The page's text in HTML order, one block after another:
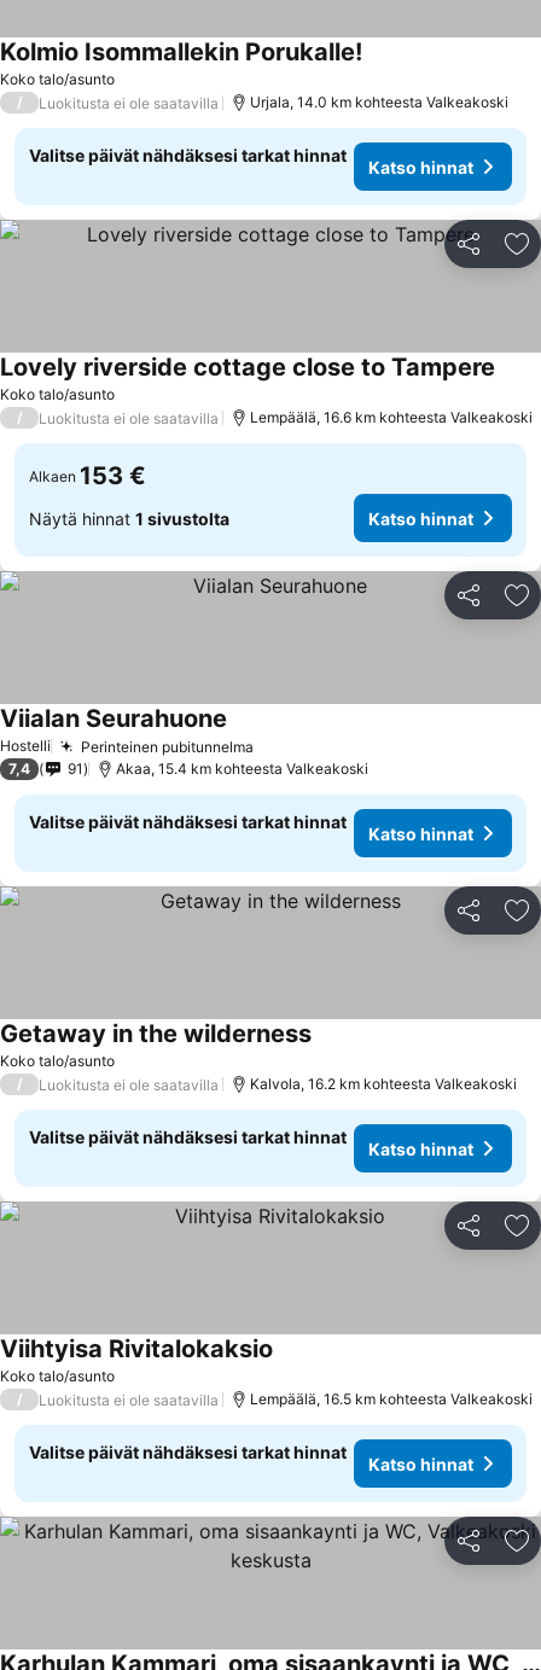
Koko talo/asunto
Kolmio Isommallekin Porukalle!
/ Luokitusta ei ole saatavilla Urjala, 14.0 km kohteesta Valkeakoski
Valitse päivät nähdäksesi tarkat hinnat
Katso hinnat
Jaa
Koko talo/asunto
Lovely riverside cottage close to Tampere
/ Luokitusta ei ole saatavilla Lempäälä, 16.6 km kohteesta Valkeakoski
Alkaen 153 €
Näytä hinnat 1 sivustolta Katso hinnat
Jaa
Hostelli Perinteinen pubitunnelma
Viialan Seurahuone
7,4 91 Akaa, 15.4 km kohteesta Valkeakoski
Valitse päivät nähdäksesi tarkat hinnat
Katso hinnat
Jaa
Koko talo/asunto
Getaway in the wilderness
/ Luokitusta ei ole saatavilla Kalvola, 16.2 km kohteesta Valkeakoski
Valitse päivät nähdäksesi tarkat hinnat
Katso hinnat
Jaa
Koko talo/asunto
Viihtyisa Rivitalokaksio
/ Luokitusta ei ole saatavilla Lempäälä, 16.5 km kohteesta Valkeakoski
Valitse päivät nähdäksesi tarkat hinnat
Katso hinnat
Jaa
Karhulan Kammari, oma sisaankaynti ja WC, Valkeakoski keskusta